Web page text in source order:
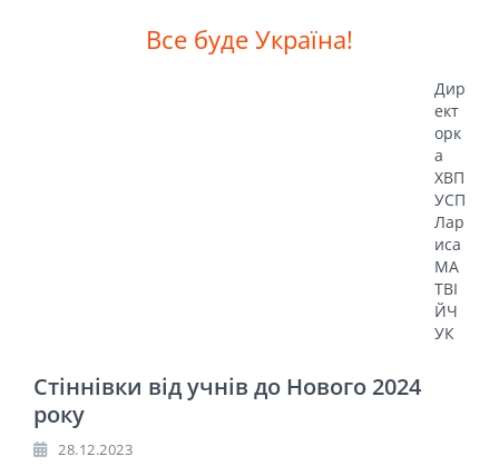
Все буде Україна!
Дир
ект
орк
а
ХВП
УСП
Лар
иса
МА
ТВІ
ЙЧ
УК
Стіннівки від учнів до Нового 2024
року
28.12.2023